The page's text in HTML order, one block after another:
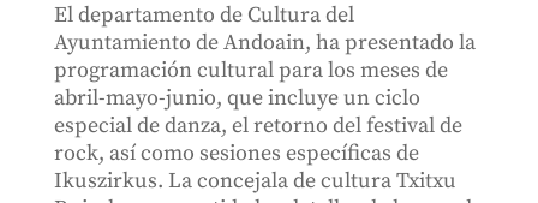
El departamento de Cultura del
Ayuntamiento de Andoain, ha presentado la
programación cultural para los meses de
abril-mayo-junio, que incluye un ciclo
especial de danza, el retorno del festival de
rock, así como sesiones específicas de
Ikuszirkus. La concejala de cultura Txitxu